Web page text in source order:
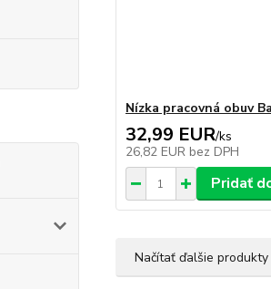
Nízka pracovná obuv
32,99 EUR/ks
26,82 EUR bez DPH
Pridať
Načítať ďalšie produkty